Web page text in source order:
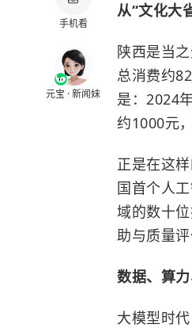
手机看
元宝 · 新闻妹
从“文化大
陕西是当
总消费约
是：2024
约1000元
正是在这
国首个人
域的数十
助与质量
数据、算
大模型时